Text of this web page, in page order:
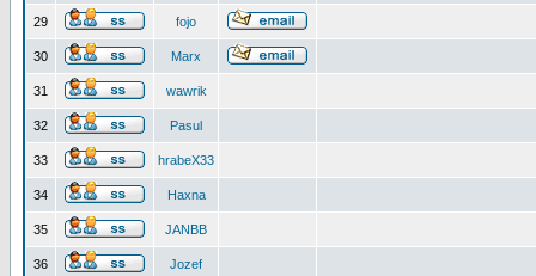
29 fojo
30 Marx
31 wawrik
32 Pasul
33 hrabeX33
34 Haxna
35 JANBB
36 Jozef